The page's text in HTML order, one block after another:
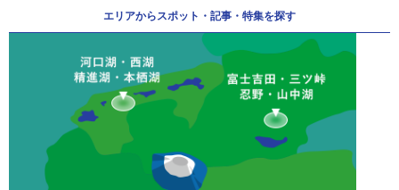
エリアからスポット・記事・特集を探す